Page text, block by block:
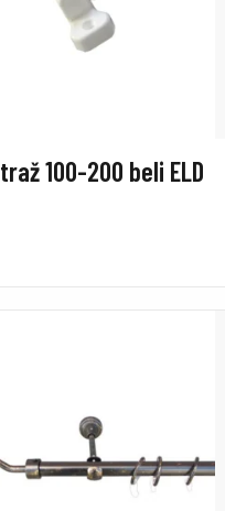
100-200 beli ELD